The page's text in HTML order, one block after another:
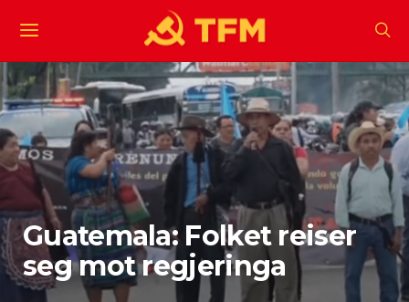
Guatemala: Folket reiser
seg mot regjeringa